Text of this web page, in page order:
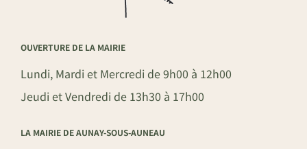
OUVERTURE DE LA MAIRIE
Lundi, Mardi et Mercredi de 9h00 à 12h00
Jeudi et Vendredi de 13h30 à 17h00
LA MAIRIE DE AUNAY-SOUS-AUNEAU